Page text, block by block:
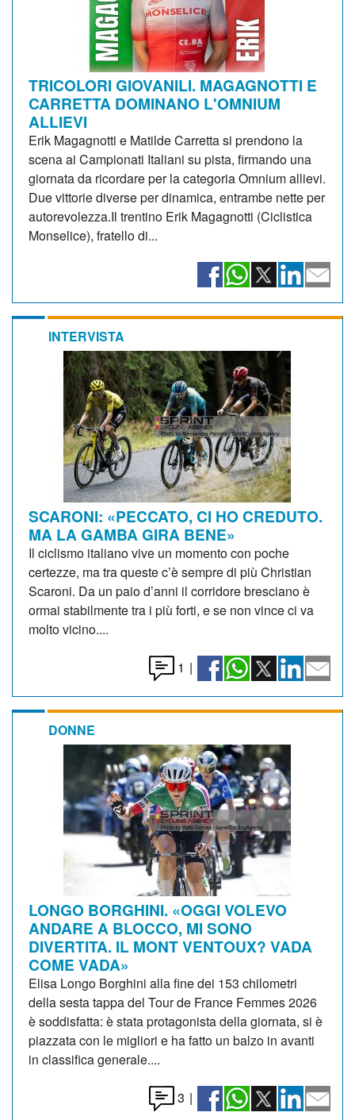
TRICOLORI GIOVANILI. MAGAGNOTTI E
CARRETTA DOMINANO L'OMNIUM
ALLIEVI
Erik Magagnotti e Matilde Carretta si prendono la
scena ai Campionati Italiani su pista, firmando una
giornata da ricordare per la categoria Omnium allievi.
Due vittorie diverse per dinamica, entrambe nette per
autorevolezza.Il trentino Erik Magagnotti (Ciclistica
Monselice), fratello di...
INTERVISTA
SCARONI: «PECCATO, CI HO CREDUTO.
MA LA GAMBA GIRA BENE»
Il ciclismo italiano vive un momento con poche
certezze, ma tra queste c’è sempre di più Christian
Scaroni. Da un paio d’anni il corridore bresciano è
ormai stabilmente tra i più forti, e se non vince ci va
molto vicino....
1 |
DONNE
LONGO BORGHINI. «OGGI VOLEVO
ANDARE A BLOCCO, MI SONO
DIVERTITA. IL MONT VENTOUX? VADA
COME VADA»
Elisa Longo Borghini alla fine dei 153 chilometri
della sesta tappa del Tour de France Femmes 2026
è soddisfatta: è stata protagonista della giornata, si è
piazzata con le migliori e ha fatto un balzo in avanti
in classifica generale....
3 |